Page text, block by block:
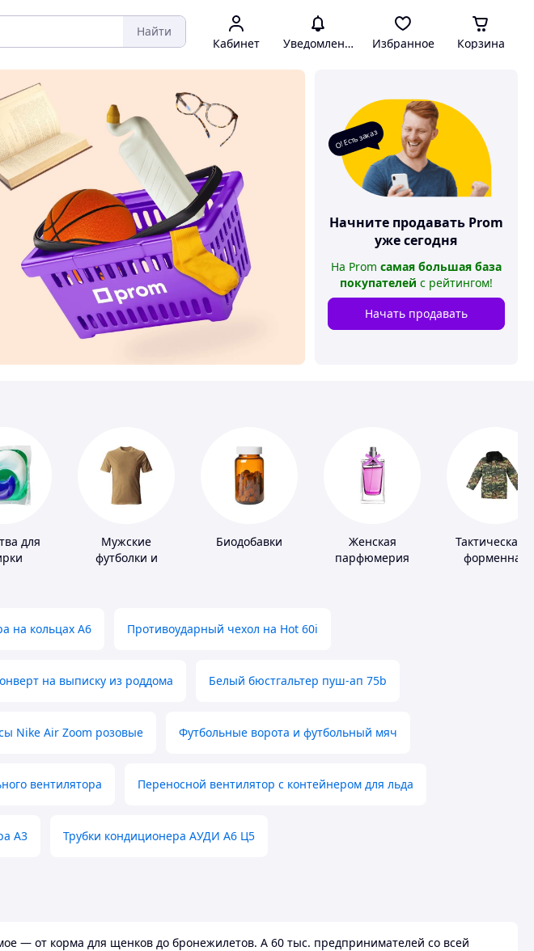
Найти
Кабинет Уведомления Избранное Корзина
О! Есть заказ
Начните продавать Prom
уже сегодня
На Prom самая большая база
покупателей с рейтингом!
Начать продавать
для
Мужские
футболки и
Биодобавки
Женская
парфюмерия
Тактическая и
форменная
на кольцах А6 Противоударный чехол на Hot 60i
на выписку из роддома Белый бюстгальтер пуш-ап 75b
Nike Air Zoom розовые Футбольные ворота и футбольный мяч
вентилятора Переносной вентилятор с контейнером для льда
А3 Трубки кондиционера АУДИ А6 Ц5
— от корма для щенков до бронежилетов. А 60 тыс. предпринимателей со всей